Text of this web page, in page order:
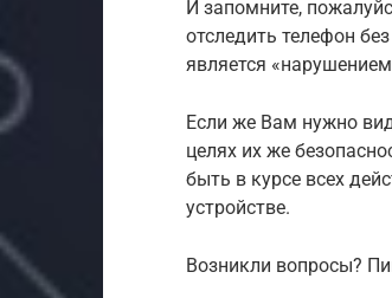
И запомните,
отследить телефон
является
Если же Вам нужно
целях их же
быть в курсе всех
устройстве.
Возникли вопросы?